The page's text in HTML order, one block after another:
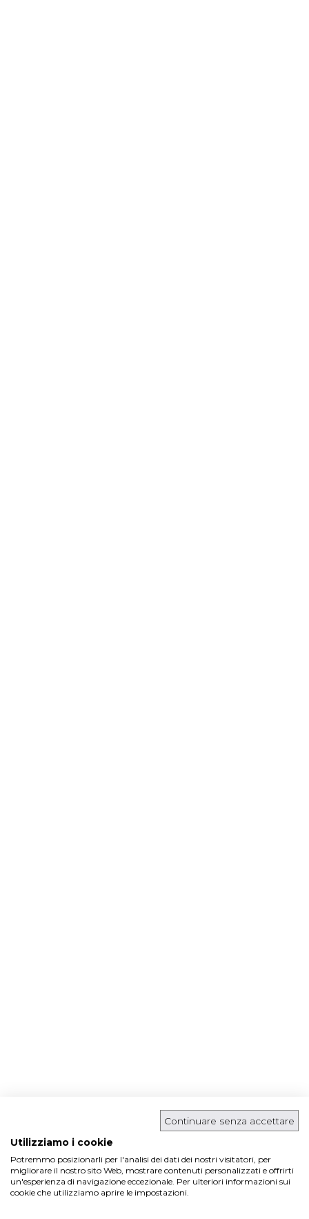
Continuare senza accettare
Utilizziamo i cookie
Potremmo posizionarli per l'analisi dei dati dei nostri visitatori, per
migliorare il nostro sito Web, mostrare contenuti personalizzati e offrirti
un'esperienza di navigazione eccezionale. Per ulteriori informazioni sui
cookie che utilizziamo aprire le impostazioni.